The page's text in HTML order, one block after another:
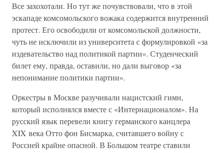
Все захохотали. Но тут же почувствовали, что в этой
эскападе комсомольского вожака содержится внутренний
протест. Его освободили от комсомольской должности,
чуть не исключили из университета с формулировкой «за
издевательство над политикой партии». Студенческий
билет ему, правда, оставили, но дали выговор «за
непонимание политики партии».
Оркестры в Москве разучивали нацистский гимн,
который исполнялся вместе с «Интернационалом». На
русский язык перевели книгу германского канцлера
XIX века Отто фон Бисмарка, считавшего войну с
Россией крайне опасной. В Большом театре ставили